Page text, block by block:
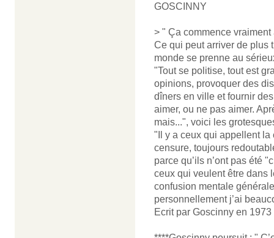
GOSCINNY
> " Ça commence vraiment
Ce qui peut arriver de plus
monde se prenne au
"Tout se politise, tout est
opinions, provoquer des
dîners en ville et fournir
aimer, ou ne pas aimer.
mais...", voici les
"Il y a ceux qui appellent
censure, toujours
parce qu’ils n’ont pas été
ceux qui veulent être dans
confusion mentale
personnellement j’ai
Ecrit par Goscinny en 1973